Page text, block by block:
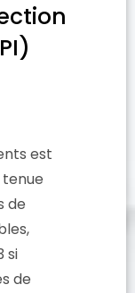
est
tenue
de
si
de